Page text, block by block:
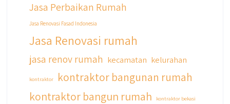
#qyusipersada
Jasa Perbaikan Rumah
Jasa Renovasi Fasad Indonesia
Jasa Renovasi rumah
jasa renov rumah kecamatan kelurahan
kontraktor
kontraktor bangunan rumah
kontraktor bangun rumah
kontraktor bekasi